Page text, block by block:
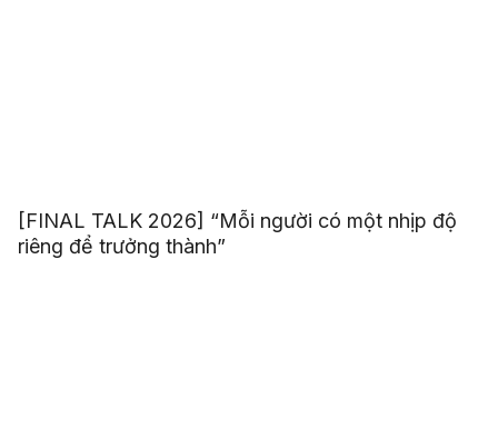
[FINAL TALK 2026] “Mỗi người có một nhịp độ
riêng để trưởng thành”